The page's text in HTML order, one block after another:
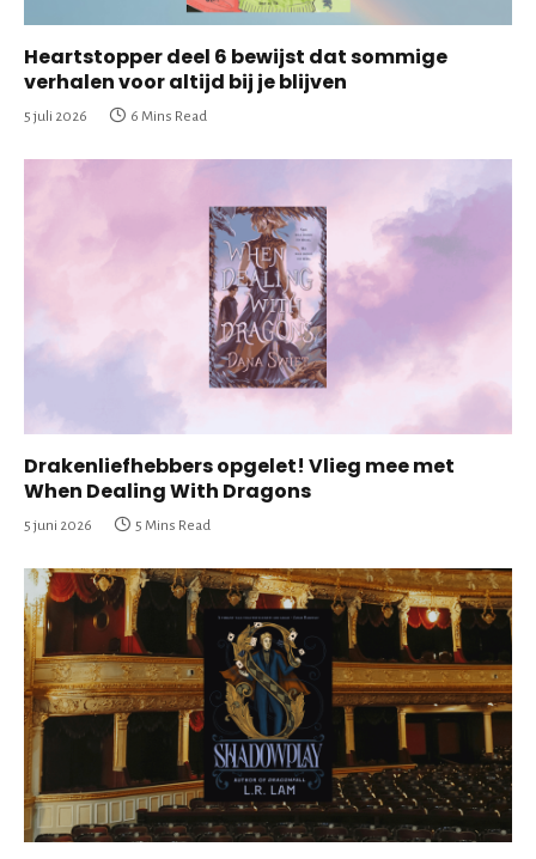
Heartstopper deel 6 bewijst dat sommige
verhalen voor altijd bij je blijven
5 juli 2026 6 Mins Read
Drakenliefhebbers opgelet! Vlieg mee met
When Dealing With Dragons
5 juni 2026 5 Mins Read